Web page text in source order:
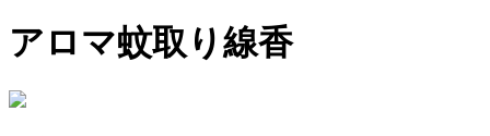
アロマ蚊取り線香